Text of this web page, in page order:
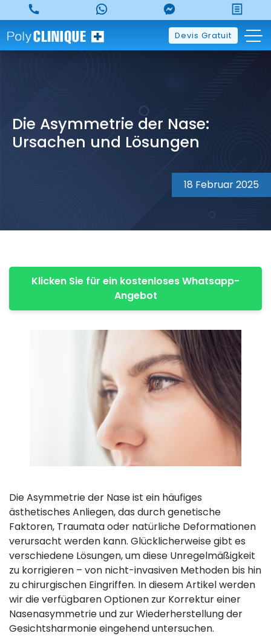
to
content
Devis Gratuit
Die Asymmetrie der Nase:
Ursachen und Lösungen
18 Februar 2025
Klicken Sie für ein kostenloses Whatsapp-
Angebot
Die Asymmetrie der Nase ist ein häufiges
ästhetisches Anliegen, das durch genetische
Faktoren, Traumata oder natürliche Deformationen
verursacht werden kann. Glücklicherweise gibt es
verschiedene Lösungen, um diese Unregelmäßigkeit
zu korrigieren – von nicht-invasiven Methoden bis hin
zu chirurgischen Eingriffen. In diesem Artikel werden
wir die verfügbaren Optionen zur Korrektur einer
Nasenasymmetrie und zur Wiederherstellung der
Gesichtsharmonie eingehend untersuchen.